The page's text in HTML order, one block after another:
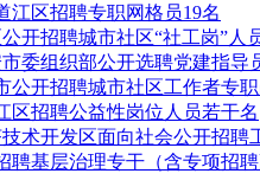
江区招聘专职网格员19名
开招聘城市社区“社工岗”人
委组织部公开选聘党建指导
公开招聘城市社区工作者专
区招聘公益性岗位人员若干名
术开发区面向社会公开招聘
聘基层治理专干（含专项招